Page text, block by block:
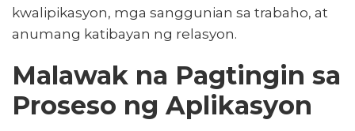
kwalipikasyon, mga sanggunian sa trabaho, at
anumang katibayan ng relasyon.
Malawak na Pagtingin sa
Proseso ng Aplikasyon